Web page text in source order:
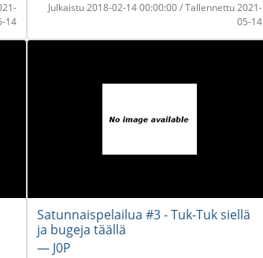
14
Julkaistu 2018-02-14 00:00:00 / Tallennettu 2021-
05-14
Satunnaispelailua #3 - Tuk-Tuk siellä
ja bugeja täällä
― J0P